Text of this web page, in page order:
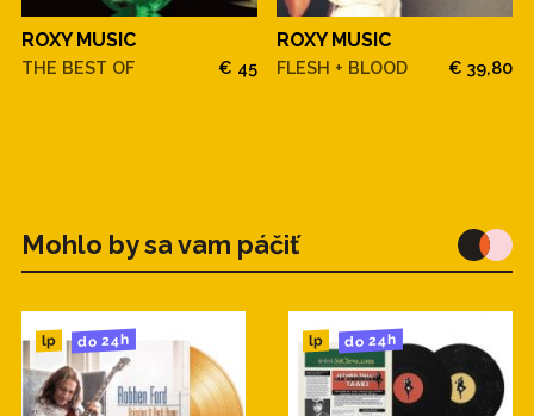
ROXY MUSIC
THE BEST OF € 45
ROXY MUSIC
FLESH + BLOOD € 39,80
Mohlo by sa vam páčiť
lp do 24h lp do 24h